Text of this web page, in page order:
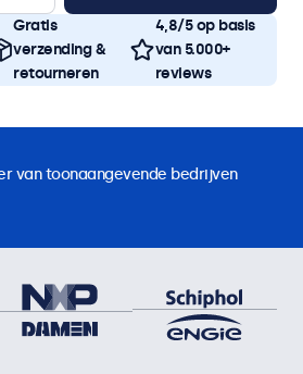
Gratis
verzending &
retourneren
4,8/5 op basis
van 5.000+
reviews
van toonaangevende bedrijven